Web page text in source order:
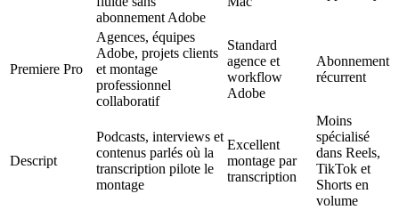
abonnement Adobe
Premiere Pro
Agences, équipes
Adobe, projets clients
et montage
professionnel
collaboratif
Standard
agence et
workflow
Adobe
Abonnement
récurrent
Descript
Podcasts, interviews et
contenus parlés où la
transcription pilote le
montage
Excellent
montage par
transcription
Moins
spécialisé
dans Reels,
TikTok et
Shorts en
volume